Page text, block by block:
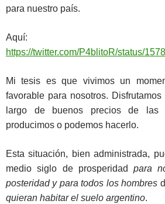
para nuestro país.
Aquí:
https://twitter.com/P4blitoR/status/
Mi tesis es que vivimos un
favorable para nosotros.
largo de buenos precios de las
producimos o podemos hacerlo.
Esta situación, bien administrada,
medio siglo de prosperidadpara
posteridad y para todos los hombres
quieran habitar el suelo argentino.